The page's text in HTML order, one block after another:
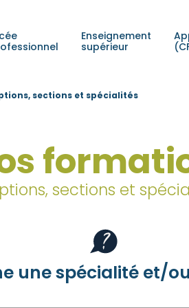
Enseignement
supérieur
sections et spécialités
sections et
une spécialité et/